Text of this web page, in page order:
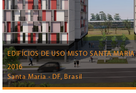
EDIFÍCIOS DE USO MISTO SANTA MARIA
2016
Santa Maria - DF, Brasil